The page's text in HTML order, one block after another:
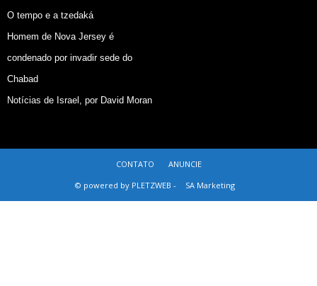
O tempo e a tzedaká
Homem de Nova Jersey é
condenado por invadir sede do
Chabad
Notícias de Israel, por David Moran
CONTATO
ANUNCIE
© powered by PLETZWEB -
SA Marketing